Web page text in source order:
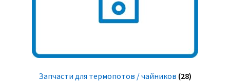
Запчасти для термопотов / чайников (28)